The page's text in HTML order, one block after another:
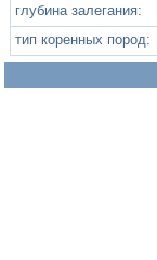
глубина залегания:
тип коренных пород: